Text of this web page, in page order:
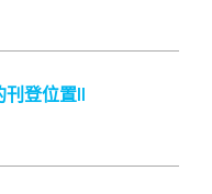
登位置II